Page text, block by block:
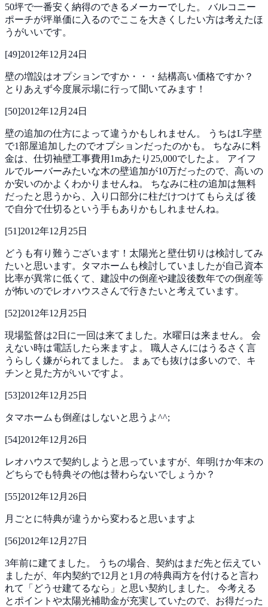
50坪で一番安く納得のできるメーカーでした。 バルコニー
ポーチが坪単価に入るのでここを大きくしたい方は考えたほ
うがいいです。
[49]2012年12月24日
壁の増設はオプションですか・・・結構高い価格ですか？
とりあえず今度展示場に行って聞いてみます！
[50]2012年12月24日
壁の追加の仕方によって違うかもしれません。
うちはL字壁
で1部屋追加したのでオプションだったのかも。 ちなみに料
金は、仕切袖壁工事費用1mあたり25,000でしたよ。 アイフ
ルでルーバーみたいな木の壁追加が10万だったので、高いの
か安いのかよくわかりませんね。 ちなみに柱の追加は無料
だったと思うから、入り口部分に柱だけつけてもらえば 後
で自分で仕切るという手もありかもしれませんね。
[51]2012年12月25日
どうも有り難うございます！太陽光と壁仕切りは検討してみ
たいと思います。タマホームも検討していましたが自己資本
比率が異常に低くて、建設中の倒産や建設後数年での倒産等
が怖いのでレオハウスさんで行きたいと考えています。
[52]2012年12月25日
現場監督は2日に一回は来てました。水曜日は来ません。 会
えない時は電話したら来ますよ。 職人さんにはうるさく言
うらしく嫌がられてました。
まぁでも抜けは多いので、キ
チンと見た方がいいですよ。
[53]2012年12月25日
タマホームも倒産はしないと思うよ^^;
[54]2012年12月26日
レオハウスで契約しようと思っていますが、年明けか年末の
どちらでも特典その他は替わらないでしょうか？
[55]2012年12月26日
月ごとに特典が違うから変わると思いますよ
[56]2012年12月27日
3年前に建てました。
うちの場合、契約はまだ先と伝えてい
ましたが、年内契約で12月と1月の特典両方を付けると言わ
れて「どうせ建てるなら」と思い契約しました。 今考える
とポイントや太陽光補助金が充実していたので、お得だった